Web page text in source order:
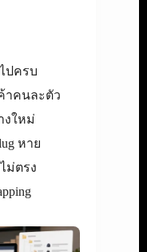
ปครบ
าคนละตัว
งใหม่
หาย
ไม่ตรง